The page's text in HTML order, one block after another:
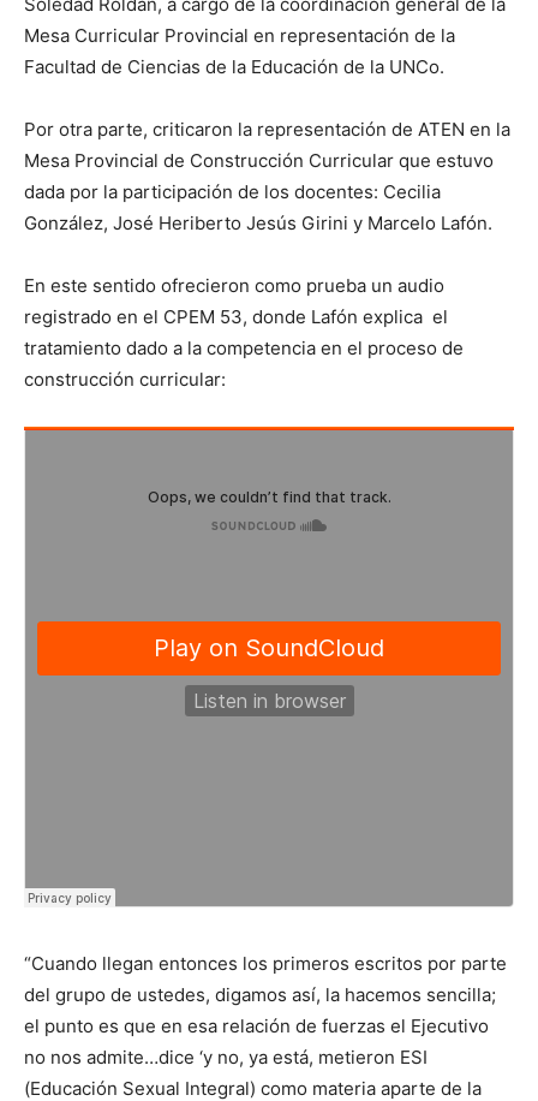
Mesa Curricular Provincial en representación de la
Facultad de Ciencias de la Educación de la UNCo.
Por otra parte, criticaron la representación de ATEN en la
Mesa Provincial de Construcción Curricular que estuvo
dada por la participación de los docentes: Cecilia
González, José Heriberto Jesús Girini y Marcelo Lafón.
En este sentido ofrecieron como prueba un audio
registrado en el CPEM 53, donde Lafón explica el
tratamiento dado a la competencia en el proceso de
construcción curricular:
“Cuando llegan entonces los primeros escritos por parte
del grupo de ustedes, digamos así, la hacemos sencilla;
el punto es que en esa relación de fuerzas el Ejecutivo
no nos admite…dice ‘y no, ya está, metieron ESI
(Educación Sexual Integral) como materia aparte de la